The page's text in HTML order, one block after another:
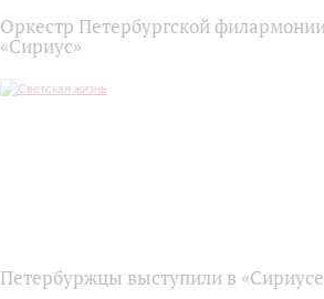
Оркестр Петербургской
«Сириус»
Петербуржцы выступили в